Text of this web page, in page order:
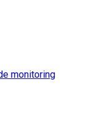
monitoring